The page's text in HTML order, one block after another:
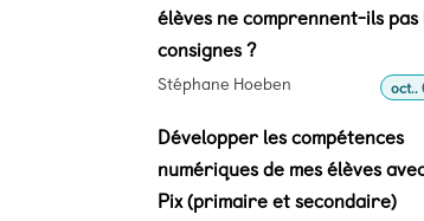
élèves ne comprennent-ils pas
consignes ?
Stéphane Hoeben oct..
Développer les compétences
numériques de mes élèves
Pix (primaire et secondaire)